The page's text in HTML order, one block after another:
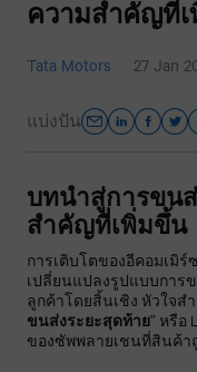
ความสำคัญที่
Tata Motors 27 Jan
แบ่งปัน
บทนำสู่การขน
สำคัญที่เพิ่มขึ้น
การเติบโตของอีคอมเมิร์
เปลี่ยนแปลงรูปแบบการ
ลูกค้าโดยสิ้นเชิง หัวใจส
ขนส่งระยะสุดท้าย” หรือ
ของซัพพลายเชนที่สินค้า